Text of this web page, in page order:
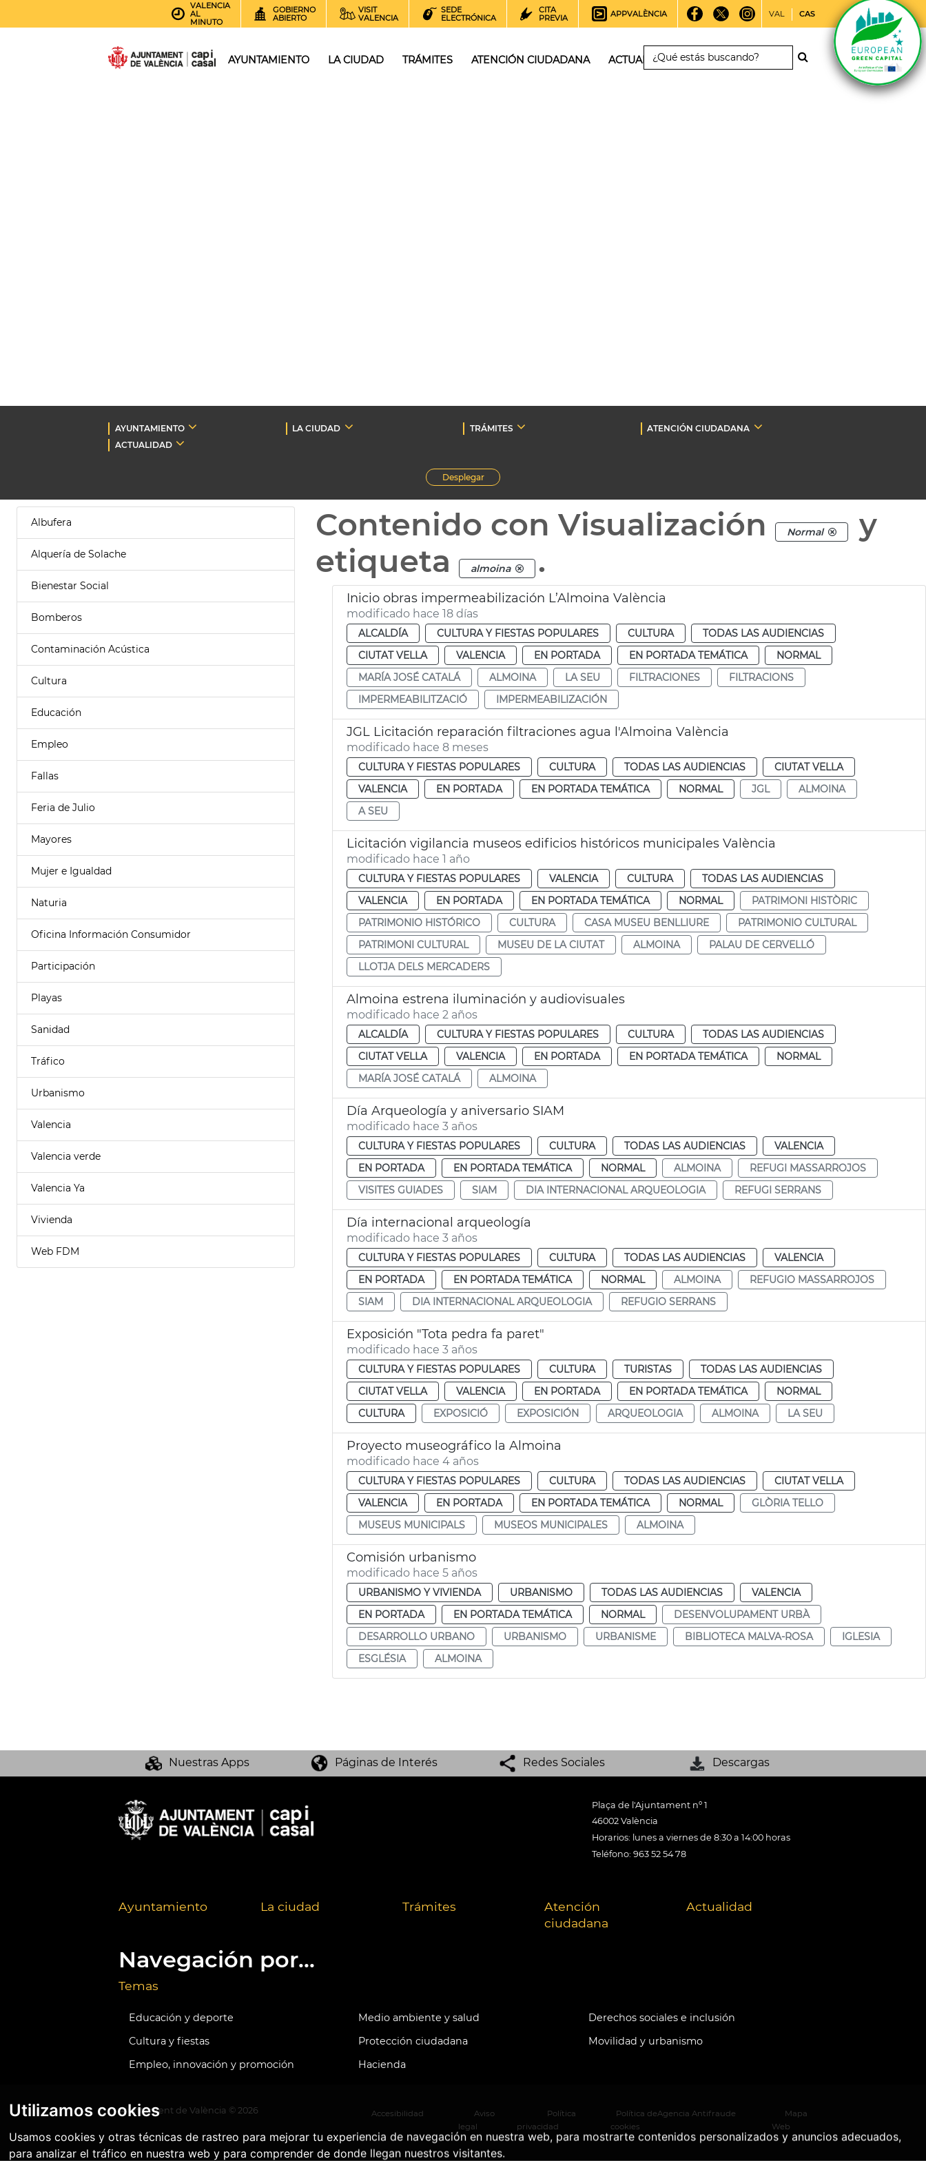
Utilizamos cookies
Usamos cookies y otras técnicas de rastreo para mejorar tu experiencia de navegación en nuestra web, para mostrarte contenidos personalizados y anuncios adecuados,
para analizar el tráfico en nuestra web y para comprender de donde llegan nuestros visitantes.
VALENCIA
AL
MINUTO
GOBIERNO
ABIERTO
VISIT
VALENCIA
SEDE
ELECTRÓNICA
CITA
PREVIA
APPVALÈNCIA VAL CAS
AYUNTAMIENTO LA CIUDAD TRÁMITES ATENCIÓN CIUDADANA ACTUALIDAD
AYUNTAMIENTO LA CIUDAD TRÁMITES
ATENCIÓN CIUDADANA
ACTUALIDAD
Desplegar
Albufera
Alquería de Solache
Bienestar Social
Bomberos
Contaminación Acústica
Cultura
Educación
Empleo
Fallas
Feria de Julio
Mayores
Mujer e Igualdad
Naturia
Oficina Información Consumidor
Participación
Playas
Sanidad
Tráfico
Urbanismo
Valencia
Valencia verde
Valencia Ya
Vivienda
Web FDM
Contenido con Visualización Normal
y
etiqueta
almoina .
Inicio obras impermeabilización L’Almoina València
modificado hace 18 días
ALCALDÍA CULTURA Y FIESTAS POPULARES CULTURA
TODAS LAS AUDIENCIAS
CIUTAT VELLA
VALENCIA EN PORTADA EN PORTADA TEMÁTICA
NORMAL
MARÍA JOSÉ CATALÁ
ALMOINA LA SEU FILTRACIONES
FILTRACIONS
IMPERMEABILITZACIÓ
IMPERMEABILIZACIÓN
JGL Licitación reparación filtraciones agua l'Almoina València
modificado hace 8 meses
CULTURA Y FIESTAS POPULARES CULTURA TODAS LAS AUDIENCIAS
CIUTAT VELLA
VALENCIA
EN PORTADA EN PORTADA TEMÁTICA NORMAL JGL
ALMOINA
A SEU
Licitación vigilancia museos edificios históricos municipales València
modificado hace 1 año
CULTURA Y FIESTAS POPULARES VALENCIA CULTURA
TODAS LAS AUDIENCIAS
VALENCIA
EN PORTADA EN PORTADA TEMÁTICA NORMAL
PATRIMONI HISTÒRIC
PATRIMONIO HISTÓRICO
CULTURA CASA MUSEU BENLLIURE
PATRIMONIO CULTURAL
PATRIMONI CULTURAL
MUSEU DE LA CIUTAT ALMOINA
PALAU DE CERVELLÓ
LLOTJA DELS MERCADERS
Almoina estrena iluminación y audiovisuales
modificado hace 2 años
ALCALDÍA CULTURA Y FIESTAS POPULARES CULTURA
TODAS LAS AUDIENCIAS
CIUTAT VELLA
VALENCIA EN PORTADA EN PORTADA TEMÁTICA
NORMAL
MARÍA JOSÉ CATALÁ
ALMOINA
Día Arqueología y aniversario SIAM
modificado hace 3 años
CULTURA Y FIESTAS POPULARES CULTURA TODAS LAS AUDIENCIAS
VALENCIA
EN PORTADA
EN PORTADA TEMÁTICA NORMAL ALMOINA
REFUGI MASSARROJOS
VISITES GUIADES
SIAM DIA INTERNACIONAL ARQUEOLOGIA REFUGI SERRANS
Día internacional arqueología
modificado hace 3 años
CULTURA Y FIESTAS POPULARES CULTURA TODAS LAS AUDIENCIAS
VALENCIA
EN PORTADA
EN PORTADA TEMÁTICA NORMAL ALMOINA
REFUGIO MASSARROJOS
SIAM
DIA INTERNACIONAL ARQUEOLOGIA REFUGIO SERRANS
Exposición "Tota pedra fa paret"
modificado hace 3 años
CULTURA Y FIESTAS POPULARES CULTURA TURISTAS
TODAS LAS AUDIENCIAS
CIUTAT VELLA
VALENCIA EN PORTADA EN PORTADA TEMÁTICA
NORMAL
CULTURA
EXPOSICIÓ EXPOSICIÓN ARQUEOLOGIA ALMOINA LA SEU
Proyecto museográfico la Almoina
modificado hace 4 años
CULTURA Y FIESTAS POPULARES CULTURA TODAS LAS AUDIENCIAS
CIUTAT VELLA
VALENCIA
EN PORTADA EN PORTADA TEMÁTICA NORMAL
GLÒRIA TELLO
MUSEUS MUNICIPALS
MUSEOS MUNICIPALES ALMOINA
Comisión urbanismo
modificado hace 5 años
URBANISMO Y VIVIENDA URBANISMO TODAS LAS AUDIENCIAS
VALENCIA
EN PORTADA
EN PORTADA TEMÁTICA NORMAL
DESENVOLUPAMENT URBÀ
DESARROLLO URBANO
URBANISMO URBANISME BIBLIOTECA MALVA-ROSA
IGLESIA
ESGLÉSIA
ALMOINA
Nuestras Apps Páginas de Interés Redes Sociales Descargas
Plaça de l'Ajuntament nº 1
46002 València
Horarios: lunes a viernes de 8:30 a 14:00 horas
Teléfono: 963 52 54 78
Ayuntamiento La ciudad Trámites
Atención
ciudadana
Actualidad
Navegación por...
Temas
Educación y deporte Medio ambiente y salud
Derechos sociales e inclusión
Cultura y fiestas
Protección ciudadana
Movilidad y urbanismo
Empleo, innovación y promoción
Hacienda
Ajuntament de València © 2026 Accesibilidad
Aviso
legal
Política
privacidad
Política de
cookies
Agencia Antifraude
Mapa
Web